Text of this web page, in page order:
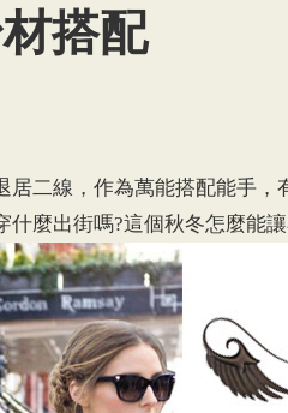
搭配
居二線，作為萬能搭配能手，
什麼出街嗎?這個秋冬怎麼能